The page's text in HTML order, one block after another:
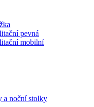
pevná
mobilní
a noční stolky